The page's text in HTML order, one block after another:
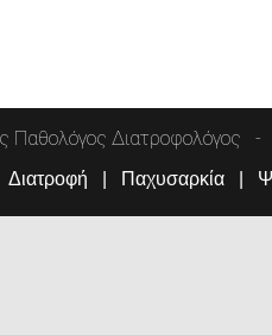
Παθολόγος Διατροφολόγος
Διατροφή Παχυσαρκία